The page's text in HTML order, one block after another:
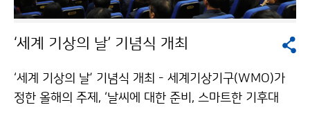
‘세계 기상의 날’ 기념식 개최
‘세계 기상의 날’ 기념식 개최 - 세계기상기구(WMO)가
정한 올해의 주제, ‘날씨에 대한 준비, 스마트한 기후대